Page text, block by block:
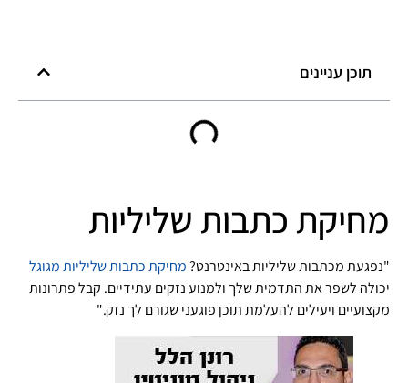
תוכן עניינים
מחיקת כתבות שליליות
"נפגעת מכתבות שליליות באינטרנט?מחיקת כתבות שליליות מגוגל
יכולה לשפר את התדמית שלך ולמנוע נזקים עתידיים. קבל פתרונות
מקצועיים ויעילים להעלמת תוכן פוגעני שגורם לך נזק."